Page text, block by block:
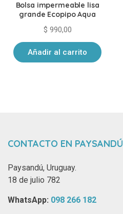
Bolsa impermeable lisa
grande Ecopipo Aqua
$ 990,00
Añadir al carrito
CONTACTO EN PAYSANDÚ
Paysandú, Uruguay.
18 de julio 782
WhatsApp: ‪ 098 266 182‬